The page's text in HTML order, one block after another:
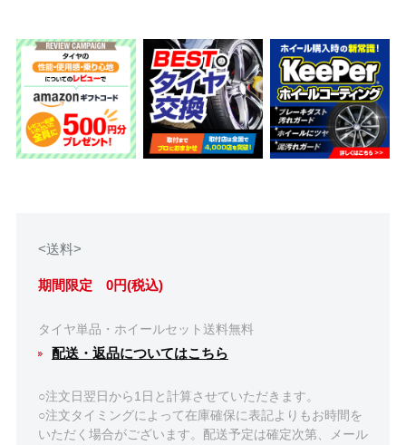
<送料>
期間限定 0円(税込)
タイヤ単品・ホイールセット送料無料
配送・返品についてはこちら
○注文日翌日から1日と計算させていただきます。
○注文タイミングによって在庫確保に表記よりもお時間を
いただく場合がございます。配送予定は確定次第、メール